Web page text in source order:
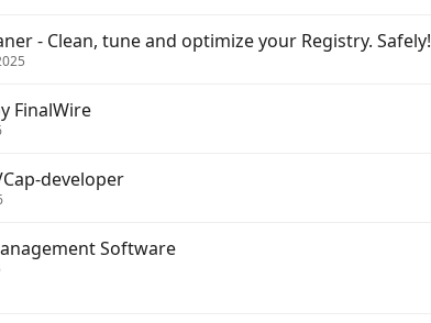
- Clean, tune and optimize your Registry. Safely!
FinalWire
developer
Software